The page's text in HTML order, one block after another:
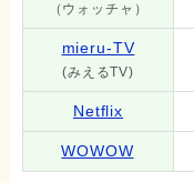
（ウォッチャ）
mieru-TV
(みえるTV)
Netflix
WOWOW